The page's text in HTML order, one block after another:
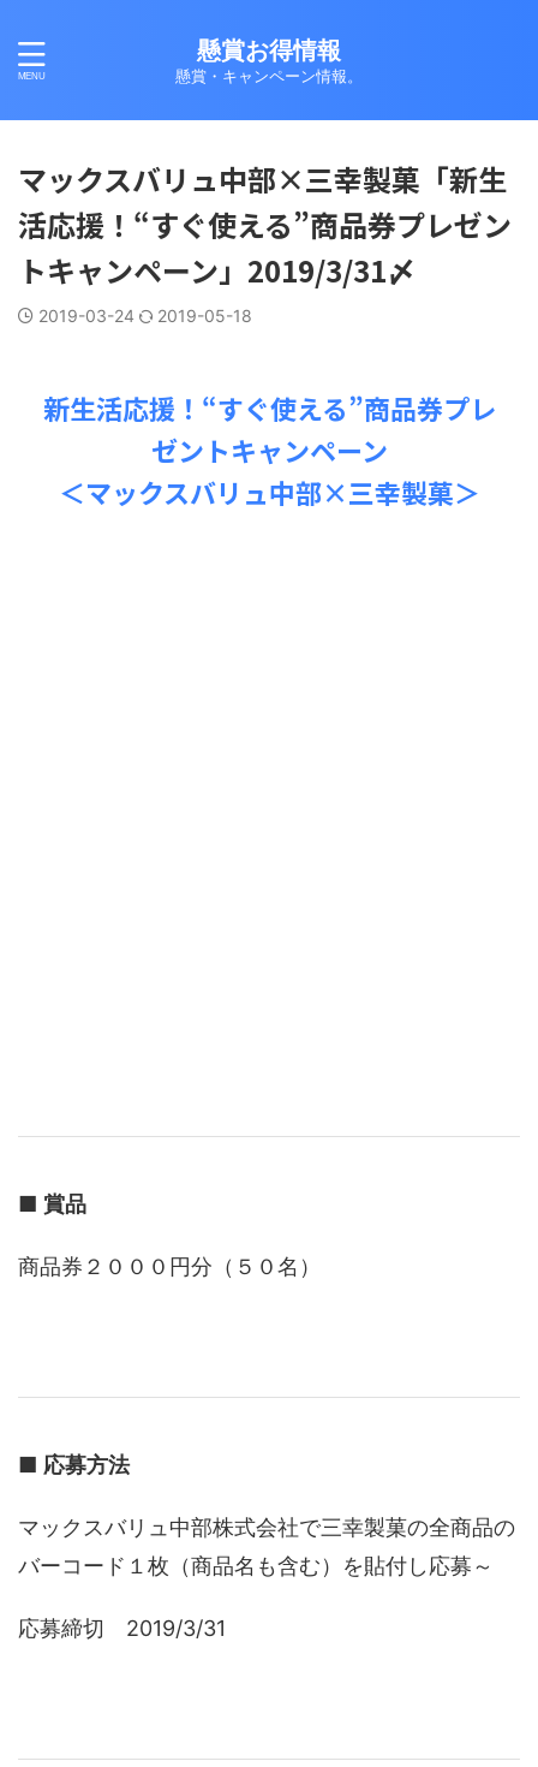
懸賞お得情報
懸賞・キャンペーン情報。
マックスバリュ中部×三幸製菓「新生
活応援！“すぐ使える”商品券プレゼン
トキャンペーン」2019/3/31〆
2019-03-24 2019-05-18
新生活応援！“すぐ使える”商品券プレ
ゼントキャンペーン
＜マックスバリュ中部×三幸製菓＞
■ 賞品
商品券２０００円分（５０名）
■ 応募方法
マックスバリュ中部株式会社で三幸製菓の全商品の
バーコード１枚（商品名も含む）を貼付し応募～
応募締切 2019/3/31